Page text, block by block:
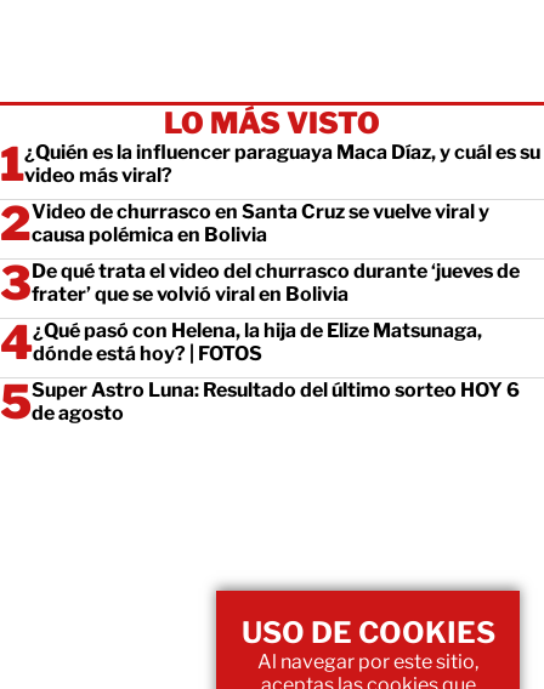
LO MÁS VISTO
¿Quién es la influencer paraguaya Maca Díaz, y cuál es su
video más viral?
Video de churrasco en Santa Cruz se vuelve viral y
causa polémica en Bolivia
De qué trata el video del churrasco durante ‘jueves de
frater’ que se volvió viral en Bolivia
¿Qué pasó con Helena, la hija de Elize Matsunaga,
dónde está hoy? | FOTOS
Super Astro Luna: Resultado del último sorteo HOY 6
de agosto
USO DE COOKIES
Al navegar por este sitio,